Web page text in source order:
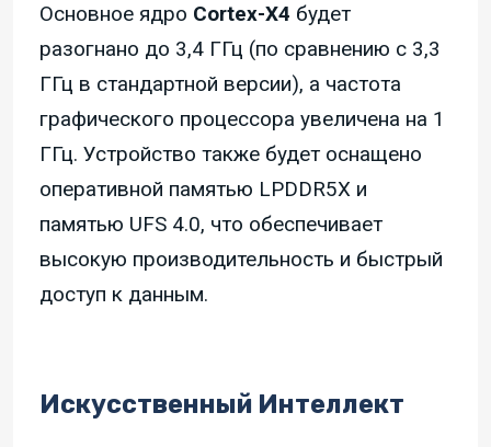
Основное ядро Cortex-X4 будет
разогнано до 3,4 ГГц (по сравнению с 3,3
ГГц в стандартной версии), а частота
графического процессора увеличена на 1
ГГц. Устройство также будет оснащено
оперативной памятью LPDDR5X и
памятью UFS 4.0, что обеспечивает
высокую производительность и быстрый
доступ к данным.
Искусственный Интеллект